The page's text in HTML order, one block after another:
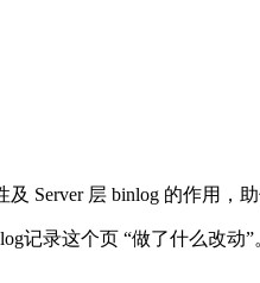
Server 层 binlog 的作用，
录这个页 “做了什么改动”